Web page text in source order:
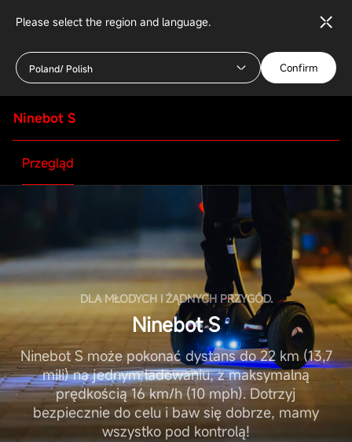
Please select the region and language.
Poland/ Polish Confirm
Ninebot S
Przegląd
DLA MŁODYCH I ŻĄDNYCH PRZYGÓD.
Ninebot S
Ninebot S może pokonać dystans do 22 km (13,7
mili) na jednym ładowaniu, z maksymalną
prędkością 16 km/h (10 mph). Dotrzyj
bezpiecznie do celu i baw się dobrze, mamy
wszystko pod kontrolą!